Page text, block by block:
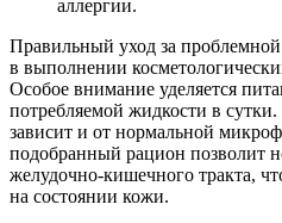
аллергии.
Правильный уход за проблемной
в выполнении
Особое внимание уделяется
потребляемой жидкости в
зависит и от нормальной
подобранный рацион позволит
желудочно-кишечного тракта,
на состоянии кожи.